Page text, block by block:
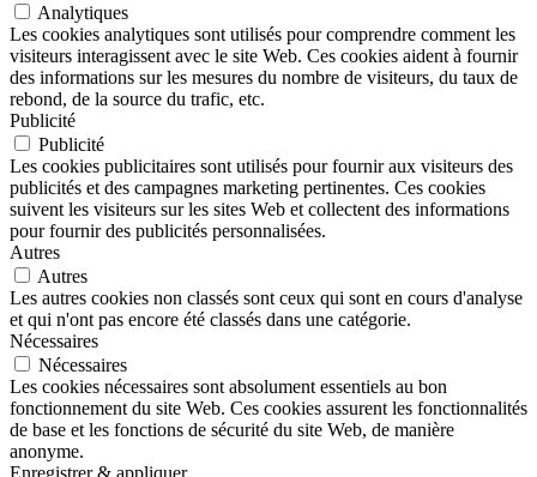
Analytiques
Les cookies analytiques sont utilisés pour comprendre comment les
visiteurs interagissent avec le site Web. Ces cookies aident à fournir
des informations sur les mesures du nombre de visiteurs, du taux de
rebond, de la source du trafic, etc.
Publicité
Publicité
Les cookies publicitaires sont utilisés pour fournir aux visiteurs des
publicités et des campagnes marketing pertinentes. Ces cookies
suivent les visiteurs sur les sites Web et collectent des informations
pour fournir des publicités personnalisées.
Autres
Autres
Les autres cookies non classés sont ceux qui sont en cours d'analyse
et qui n'ont pas encore été classés dans une catégorie.
Nécessaires
Nécessaires
Les cookies nécessaires sont absolument essentiels au bon
fonctionnement du site Web. Ces cookies assurent les fonctionnalités
de base et les fonctions de sécurité du site Web, de manière
anonyme.
Enregistrer & appliquer